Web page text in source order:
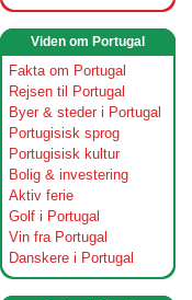
Viden om Portugal
Fakta om Portugal
Rejsen til Portugal
Byer & steder i Portugal
Portugisisk sprog
Portugisisk kultur
Bolig & investering
Aktiv ferie
Golf i Portugal
Vin fra Portugal
Danskere i Portugal